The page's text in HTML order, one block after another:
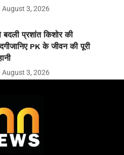
August 3, 2026
बदली प्रशांत किशोर की
PK के जीवन की पूरी
August 3, 2026